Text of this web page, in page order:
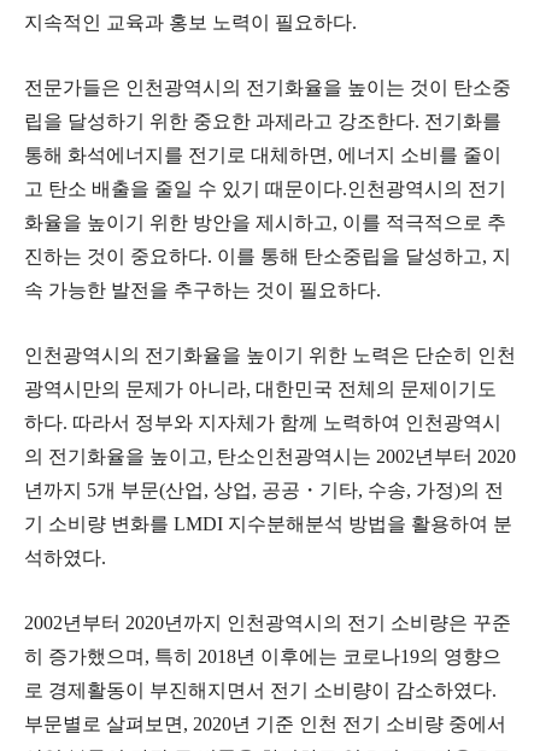
지속적인 교육과 홍보 노력이 필요하다.
전문가들은 인천광역시의 전기화율을 높이는 것이 탄소중
립을 달성하기 위한 중요한 과제라고 강조한다. 전기화를
통해 화석에너지를 전기로 대체하면, 에너지 소비를 줄이
고 탄소 배출을 줄일 수 있기 때문이다.인천광역시의 전기
화율을 높이기 위한 방안을 제시하고, 이를 적극적으로 추
진하는 것이 중요하다. 이를 통해 탄소중립을 달성하고, 지
속 가능한 발전을 추구하는 것이 필요하다.
인천광역시의 전기화율을 높이기 위한 노력은 단순히 인천
광역시만의 문제가 아니라, 대한민국 전체의 문제이기도
하다. 따라서 정부와 지자체가 함께 노력하여 인천광역시
의 전기화율을 높이고, 탄소인천광역시는 2002년부터 2020
년까지 5개 부문(산업, 상업, 공공・기타, 수송, 가정)의 전
기 소비량 변화를 LMDI 지수분해분석 방법을 활용하여 분
석하였다.
2002년부터 2020년까지 인천광역시의 전기 소비량은 꾸준
히 증가했으며, 특히 2018년 이후에는 코로나19의 영향으
로 경제활동이 부진해지면서 전기 소비량이 감소하였다.
부문별로 살펴보면, 2020년 기준 인천 전기 소비량 중에서